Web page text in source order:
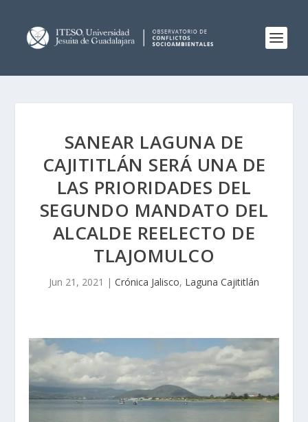
SANEAR LAGUNA DE
CAJITITLÁN SERÁ UNA DE
LAS PRIORIDADES DEL
SEGUNDO MANDATO DEL
ALCALDE REELECTO DE
TLAJOMULCO
Jun 21, 2021 | Crónica Jalisco, Laguna Cajititlán